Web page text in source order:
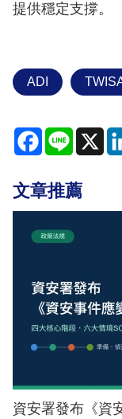
提供穩定支撐。
ADI
Facebook
Line X
文章推薦
資安署發布《資